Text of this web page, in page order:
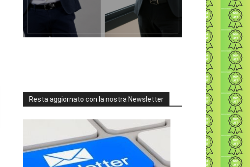
Resta aggiornato con la nostra Newsletter